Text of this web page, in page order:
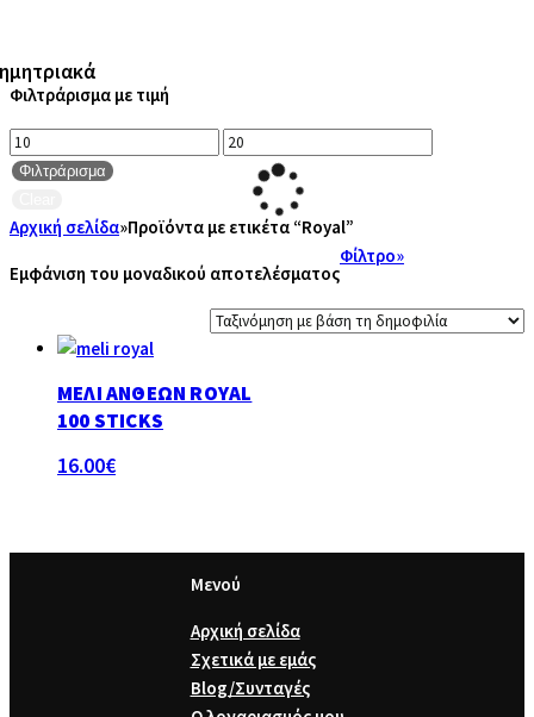
Φιλτράρισμα με τιμή
Ελάχιστη
τιμή
Μέγιστη
Φιλτράρισμα
Αρχική σελίδα»Προϊόντα με ετικέτα “Royal”
Εμφάνιση του μοναδικού αποτελέσματος
Φίλτρο»
ΜΈΛΙ ΑΝΘΈΩΝ ROYAL
100 STICKS
16.00€
Μενού
Αρχική σελίδα
Σχετικά με εμάς
Blog/Συνταγές